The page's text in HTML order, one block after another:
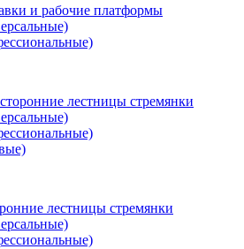
и рабочие платформы
лестницы стремянки
лестницы стремянки